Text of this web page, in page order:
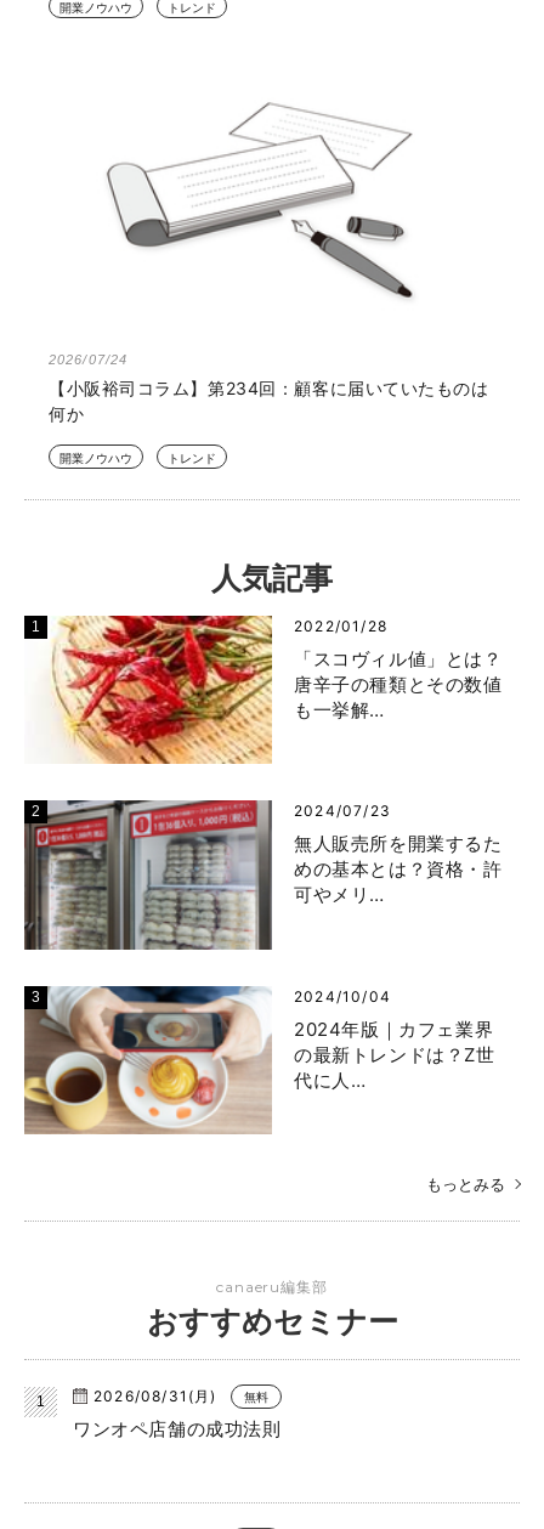
開業ノウハウ トレンド
2026/07/24
【小阪裕司コラム】第234回：顧客に届いていたものは
何か
開業ノウハウ トレンド
人気記事
2022/01/28
「スコヴィル値」とは？
唐辛子の種類とその数値
も一挙解…
2024/07/23
無人販売所を開業するた
めの基本とは？資格・許
可やメリ…
2024/10/04
2024年版｜カフェ業界
の最新トレンドは？Z世
代に人…
もっとみる
canaeru編集部
おすすめセミナー
2026/08/31(月) 無料
ワンオペ店舗の成功法則